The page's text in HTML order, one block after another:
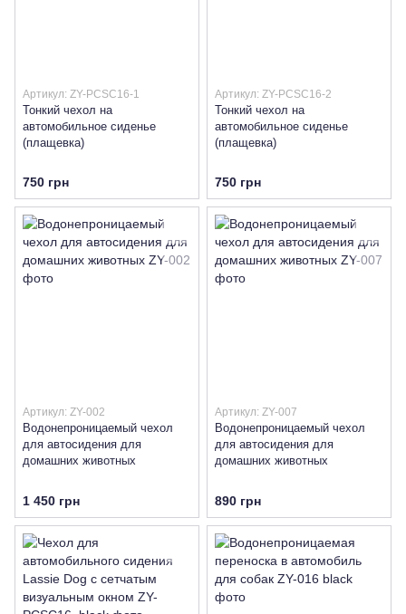
Артикул: ZY-PCSC16-1
Тонкий чехол на
автомобильное сиденье
(плащевка)
750 грн
Артикул: ZY-PCSC16-2
Тонкий чехол на
автомобильное сиденье
(плащевка)
750 грн
Артикул: ZY-002
Водонепроницаемый чехол
для автосидения для
домашних животных
1 450 грн
Артикул: ZY-007
Водонепроницаемый чехол
для автосидения для
домашних животных
890 грн